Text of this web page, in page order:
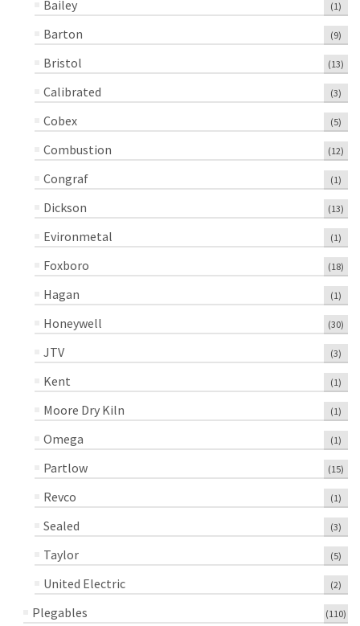
Bailey (1)
Barton (9)
Bristol (13)
Calibrated (3)
Cobex (5)
Combustion (12)
Congraf (1)
Dickson (13)
Evironmetal (1)
Foxboro (18)
Hagan (1)
Honeywell (30)
JTV (3)
Kent (1)
Moore Dry Kiln (1)
Omega (1)
Partlow (15)
Revco (1)
Sealed (3)
Taylor (5)
United Electric (2)
Plegables (110)